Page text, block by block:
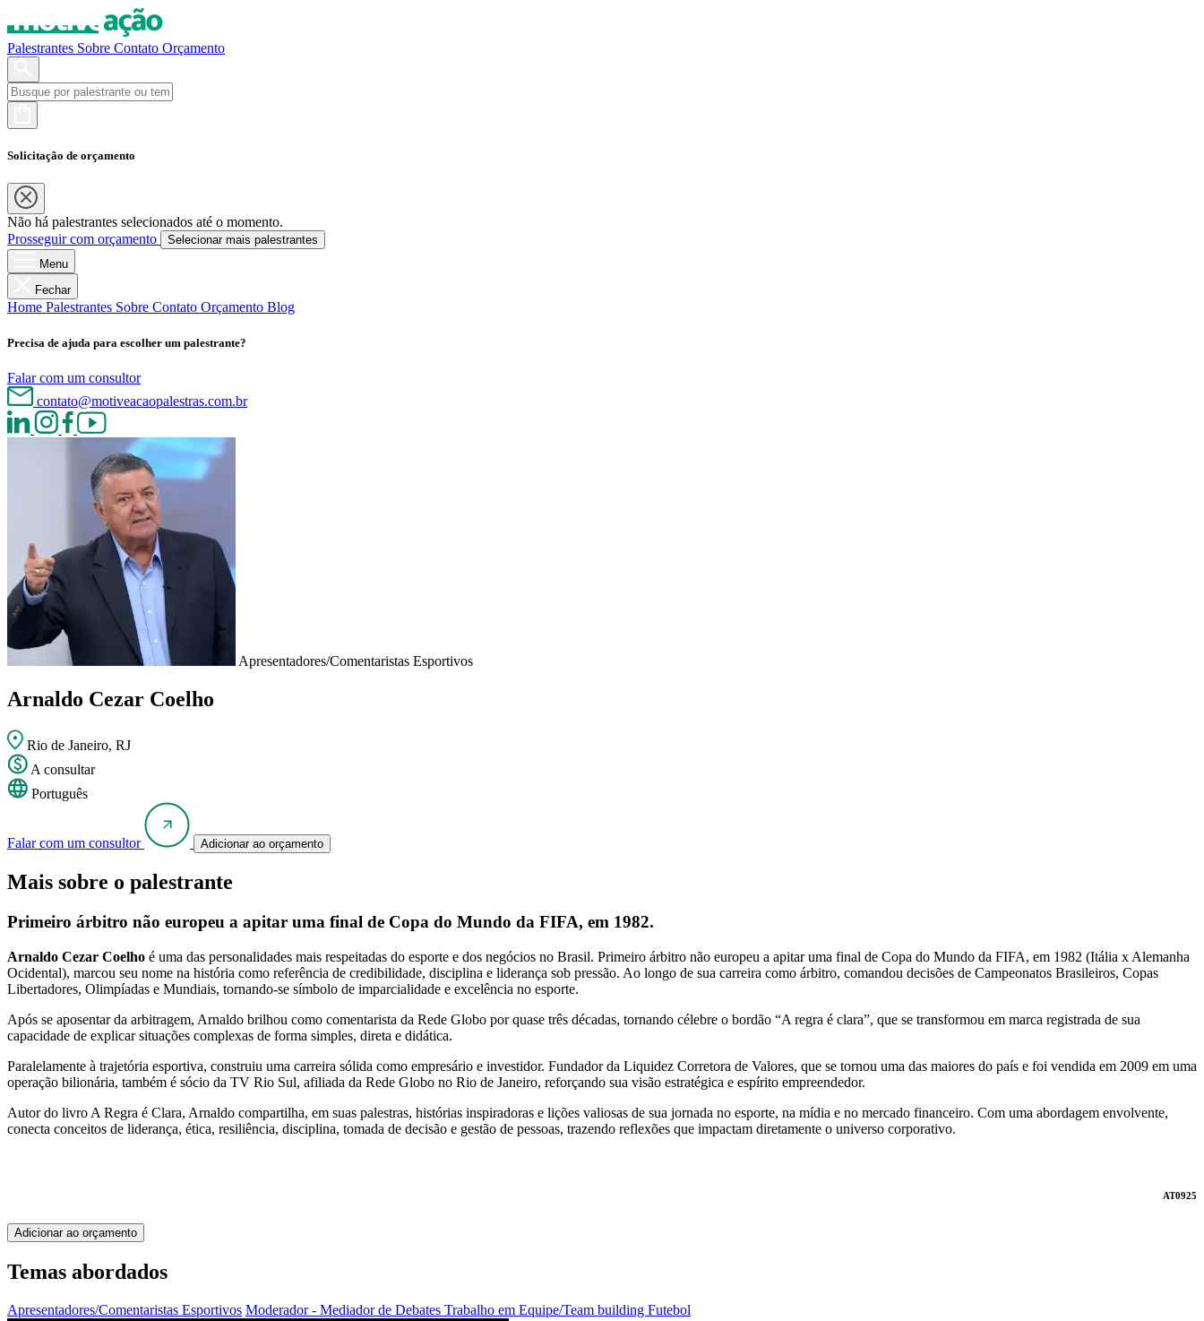
Palestrantes Sobre Contato Orçamento
Solicitação de orçamento
Não há palestrantes selecionados até o momento.
Prosseguir com orçamento
Selecionar mais palestrantes
Menu
Fechar
Home Palestrantes Sobre Contato Orçamento Blog
Precisa de ajuda para escolher um palestrante?
Falar com um consultor
contato@motiveacaopalestras.com.br
Apresentadores/Comentaristas Esportivos
Arnaldo Cezar Coelho
Rio de Janeiro, RJ
A consultar
Português
Falar com um consultor Adicionar ao orçamento
Mais sobre o palestrante
Primeiro árbitro não europeu a apitar uma final de Copa do Mundo da FIFA, em 1982.
Arnaldo Cezar Coelho é uma das personalidades mais respeitadas do esporte e dos negócios no Brasil. Primeiro árbitro não europeu a apitar uma final de Copa do Mundo da FIFA, em 1982 (Itália x Alemanha
Ocidental), marcou seu nome na história como referência de credibilidade, disciplina e liderança sob pressão. Ao longo de sua carreira como árbitro, comandou decisões de Campeonatos Brasileiros, Copas
Libertadores, Olimpíadas e Mundiais, tornando-se símbolo de imparcialidade e excelência no esporte.
Após se aposentar da arbitragem, Arnaldo brilhou como comentarista da Rede Globo por quase três décadas, tornando célebre o bordão “A regra é clara”, que se transformou em marca registrada de sua
capacidade de explicar situações complexas de forma simples, direta e didática.
Paralelamente à trajetória esportiva, construiu uma carreira sólida como empresário e investidor. Fundador da Liquidez Corretora de Valores, que se tornou uma das maiores do país e foi vendida em 2009 em uma
operação bilionária, também é sócio da TV Rio Sul, afiliada da Rede Globo no Rio de Janeiro, reforçando sua visão estratégica e espírito empreendedor.
Autor do livro A Regra é Clara, Arnaldo compartilha, em suas palestras, histórias inspiradoras e lições valiosas de sua jornada no esporte, na mídia e no mercado financeiro. Com uma abordagem envolvente,
conecta conceitos de liderança, ética, resiliência, disciplina, tomada de decisão e gestão de pessoas, trazendo reflexões que impactam diretamente o universo corporativo.
AT0925
Adicionar ao orçamento
Temas abordados
Apresentadores/Comentaristas Esportivos Moderador - Mediador de Debates Trabalho em Equipe/Team building Futebol